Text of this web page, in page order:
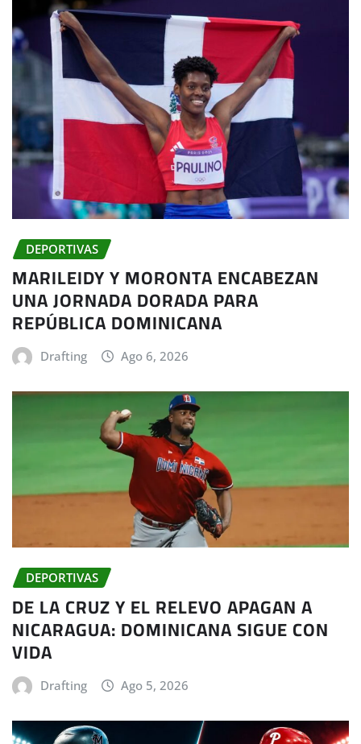
DEPORTIVAS
MARILEIDY Y MORONTA ENCABEZAN
UNA JORNADA DORADA PARA
REPÚBLICA DOMINICANA
Drafting Ago 6, 2026
DEPORTIVAS
DE LA CRUZ Y EL RELEVO APAGAN A
NICARAGUA: DOMINICANA SIGUE CON
VIDA
Drafting Ago 5, 2026